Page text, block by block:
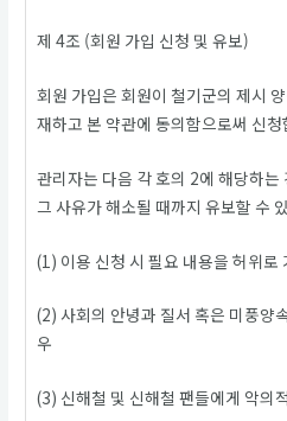
제 4조 (회원 가입 신청 및 유보)
회원 가입은 회원이 철기군의 제시
재하고 본 약관에 동의함으로써 신청
관리자는 다음 각 호의 2에 해당하
그 사유가 해소될 때까지 유보할 수
(1) 이용 신청 시 필요 내용을 허위로
(2) 사회의 안녕과 질서 혹은 미풍양
우
(3) 신해철 및 신해철 팬들에게 악의